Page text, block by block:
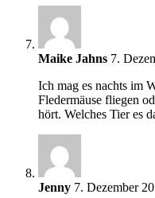
Maike Jahns 7.
Ich mag es nachts im
Fledermäuse fliegen
hört. Welches Tier es
Jenny 7. Dezember